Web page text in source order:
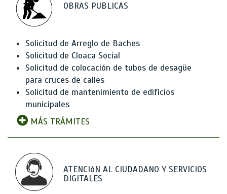
OBRAS PUBLICAS
Solicitud de Arreglo de Baches
Solicitud de Cloaca Social
Solicitud de colocación de tubos de desagüe
para cruces de calles
Solicitud de mantenimiento de edificios
municipales
MÁS TRÁMITES
ATENCIóN AL CIUDADANO Y SERVICIOS
DIGITALES